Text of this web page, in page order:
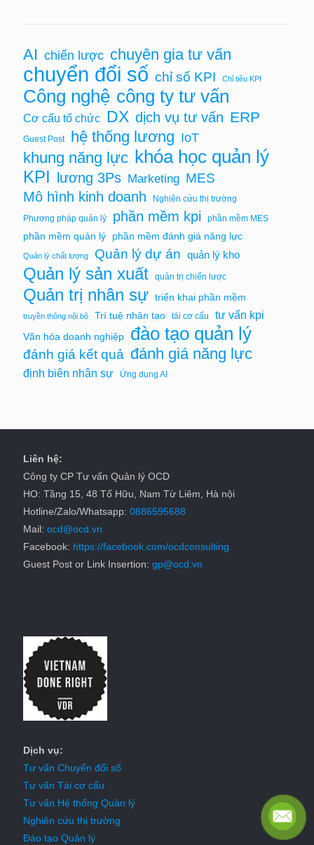
AI chiến lược chuyên gia tư vấn
chuyển đổi số chỉ số KPI Chỉ tiêu KPI
Công nghệ công ty tư vấn
Cơ cấu tổ chức DX dịch vụ tư vấn ERP
Guest Post hệ thống lương IoT
khung năng lực khóa học quản lý
KPI lương 3Ps Marketing MES
Mô hình kinh doanh
Nghiên cứu thị trường
Phương pháp quản lý
phần mềm kpi phần mềm MES
phần mềm quản lý phần mềm đánh giá năng lực
Quản lý chất lượng Quản lý dự án quản lý kho
Quản lý sản xuất quản trị chiến lược
Quản trị nhân sự triển khai phần mềm
truyền thông nội bộ Trí tuệ nhân tạo tái cơ cấu tư vấn kpi
Văn hóa doanh nghiệp đào tạo quản lý
đánh giá kết quả đánh giá năng lực
định biên nhân sự Ứng dụng AI
Liên hệ:
Công ty CP Tư vấn Quản lý OCD
HO: Tầng 15, 48 Tố Hữu, Nam Từ Liêm, Hà nội
Hotline/Zalo/Whatsapp: 0886595688
Mail: ocd@ocd.vn
Facebook: https://facebook.com/ocdconsulting
Guest Post or Link Insertion: gp@ocd.vn
Dịch vụ:
Tư vấn Chuyển đổi số
Tư vấn Tái cơ cấu
Tư vấn Hệ thống Quản lý
Nghiên cứu thị trường
Đào tạo Quản lý